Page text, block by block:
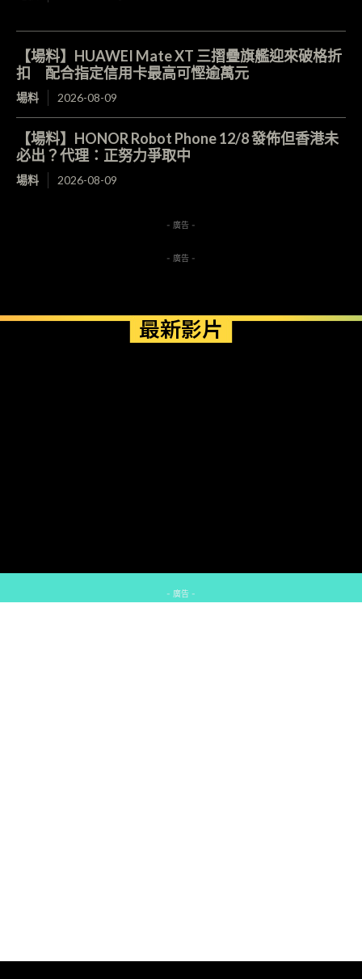
【場料】HUAWEI Mate XT 三摺疊旗艦迎來破格折
扣 配合指定信用卡最高可慳逾萬元
場料 2026-08-09
【場料】HONOR Robot Phone 12/8 發佈但香港未
必出？代理：正努力爭取中
場料 2026-08-09
- 廣告 -
- 廣告 -
最新影片
- 廣告 -